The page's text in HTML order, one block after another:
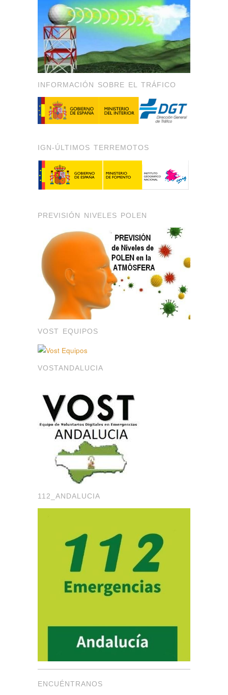
INFORMACIÓN SOBRE EL TRÁFICO
IGN-ÚLTIMOS TERREMOTOS
PREVISIÓN NIVELES POLEN
VOST EQUIPOS
VOSTANDALUCIA
112_ANDALUCIA
ENCUÉNTRANOS